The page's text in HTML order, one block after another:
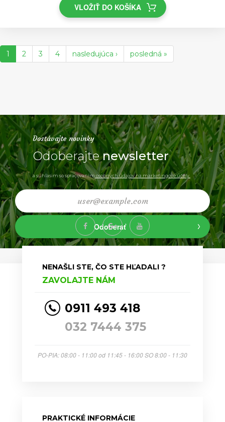
VLOŽIŤ DO KOŠÍKA
1 2 3 4 nasledujúca › posledná »
Dostávajte novinky
Odoberajtenewsletter
a súhlasim so spracovaním osobných údajov na marketingové účely.
Odoberať
NENAŠLI STE, ČO STE HĽADALI ?
ZAVOLAJTE NÁM
0911 493 418
032 7444 375
PO-PIA: 08:00 - 11:00 od 11:45 - 16:00 SO 8:00 - 11:30
PRAKTICKÉ INFORMÁCIE